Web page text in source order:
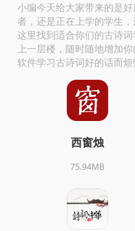
小编今天给大家带来的是
者，还是正在上学的学生
这里找到适合你们的古诗
上一层楼，随时随地增加
软件学习古诗词好的话而
西窗烛
75.94MB